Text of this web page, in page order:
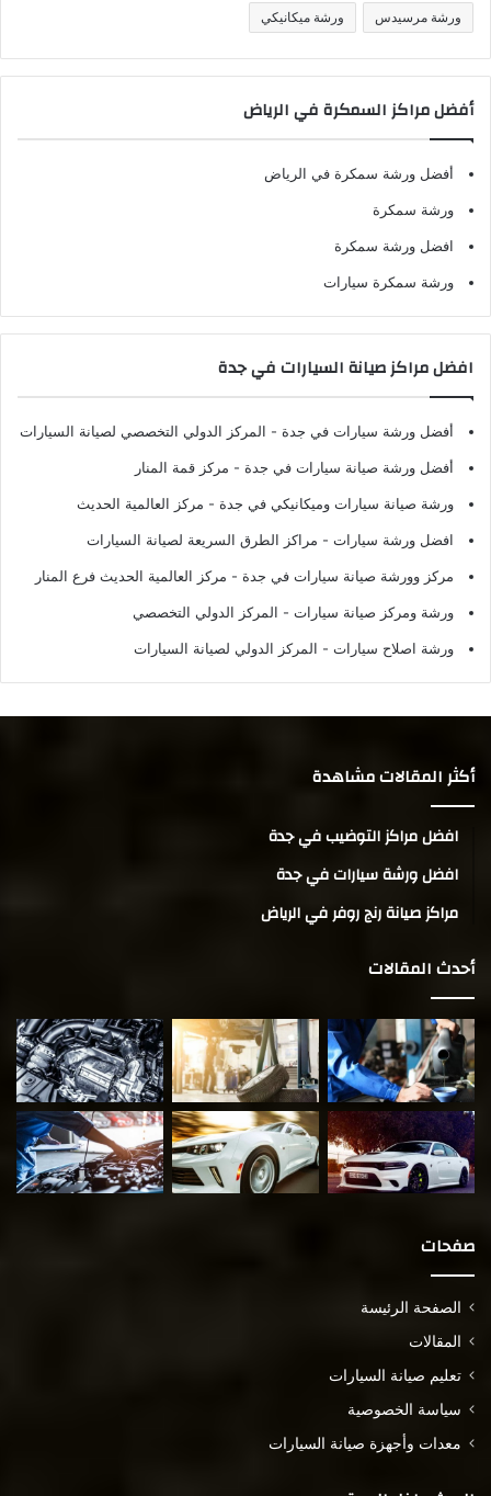
ورشة مرسيدس ورشة ميكانيكي
أفضل مراكز السمكرة في الرياض
أفضل ورشة سمكرة في الرياض
ورشة سمكرة
افضل ورشة سمكرة
ورشة سمكرة سيارات
افضل مراكز صيانة السيارات في جدة
أفضل ورشة سيارات في جدة - المركز الدولي التخصصي لصيانة السيارات
أفضل ورشة صيانة سيارات في جدة - مركز قمة المنار
ورشة صيانة سيارات وميكانيكي في جدة - مركز العالمية الحديث
افضل ورشة سيارات - مراكز الطرق السريعة لصيانة السيارات
مركز وورشة صيانة سيارات في جدة - مركز العالمية الحديث فرع المنار
ورشة ومركز صيانة سيارات - المركز الدولي التخصصي
ورشة اصلاح سيارات - المركز الدولي لصيانة السيارات
أكثر المقالات مشاهدة
افضل مراكز التوضيب في جدة
افضل ورشة سيارات في جدة
مراكز صيانة رنج روفر في الرياض
أحدث المقالات
صفحات
الصفحة الرئيسة
المقالات
تعليم صيانة السيارات
سياسة الخصوصية
معدات وأجهزة صيانة السيارات